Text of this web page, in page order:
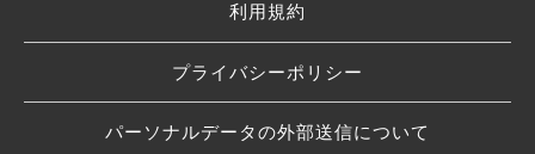
利用規約
プライバシーポリシー
パーソナルデータの外部送信について